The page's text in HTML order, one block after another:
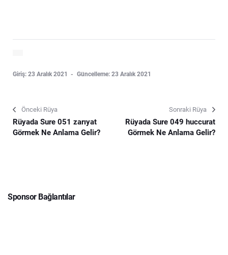
Giriş: 23 Aralık 2021 Güncelleme: 23 Aralık 2021
Önceki Rüya
Rüyada Sure 051 zarıyat
Görmek Ne Anlama Gelir?
Sonraki Rüya
Rüyada Sure 049 huccurat
Görmek Ne Anlama Gelir?
Sponsor Bağlantılar